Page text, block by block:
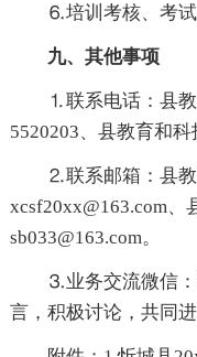
⒍培训考核、考试
九、其他事项
⒈联系电话：县
5520203、县教育和
⒉联系邮箱：县
xcsf20xx@163.com、
sb033@163.com。
⒊业务交流微信
言，积极讨论，共同进